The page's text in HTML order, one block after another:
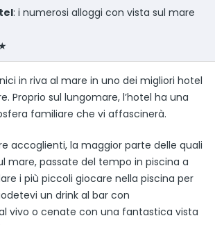
: i numerosi alloggi con vista sul mare
in riva al mare in uno dei migliori hotel
Proprio sul lungomare, l’hotel ha una
familiare che vi affascinerà.
accoglienti, la maggior parte delle quali
mare, passate del tempo in piscina a
i più piccoli giocare nella piscina per
un drink al bar con
vivo o cenate con una fantastica vista